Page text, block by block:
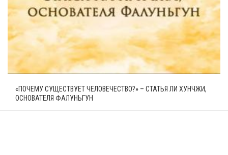
«ПОЧЕМУ СУЩЕСТВУЕТ ЧЕЛОВЕЧЕСТВО?» – СТАТЬЯ ЛИ ХУНЧЖИ,
ОСНОВАТЕЛЯ ФАЛУНЬГУН